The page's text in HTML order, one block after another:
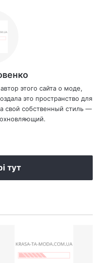
этого сайта о моде,
это пространство для
свой собственный стиль —
te
тут